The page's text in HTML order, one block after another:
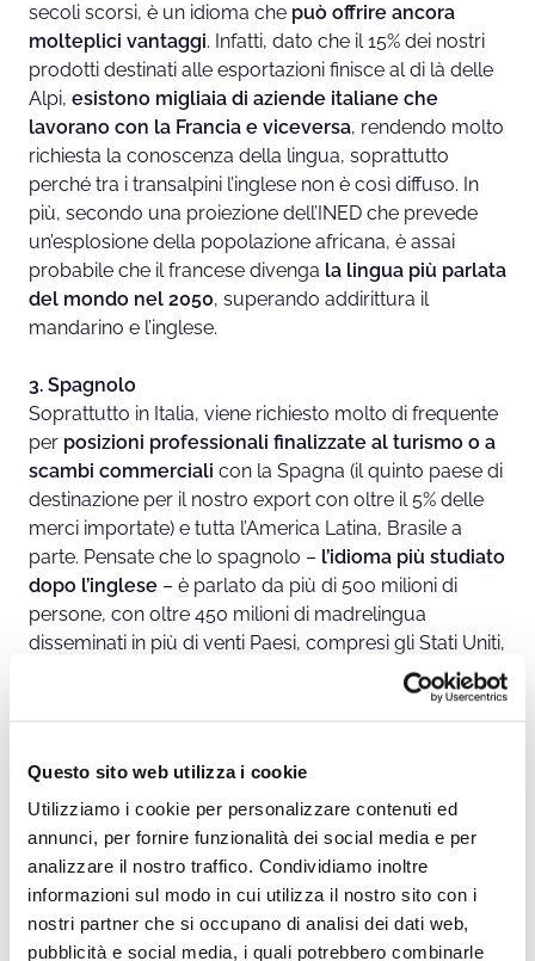
Questo sito web utilizza i cookie
Utilizziamo i cookie per personalizzare contenuti ed
annunci, per fornire funzionalità dei social media e per
analizzare il nostro traffico. Condividiamo inoltre
informazioni sul modo in cui utilizza il nostro sito con i
nostri partner che si occupano di analisi dei dati web,
pubblicità e social media, i quali potrebbero combinarle
secoli scorsi, è un idioma che può offrire ancora
molteplici vantaggi. Infatti, dato che il 15% dei nostri
prodotti destinati alle esportazioni finisce al di là delle
Alpi, esistono migliaia di aziende italiane che
lavorano con la Francia e viceversa, rendendo molto
richiesta la conoscenza della lingua, soprattutto
perché tra i transalpini l’inglese non è così diffuso. In
più, secondo una proiezione dell’INED che prevede
un’esplosione della popolazione africana, è assai
probabile che il francese divenga la lingua più parlata
del mondo nel 2050, superando addirittura il
mandarino e l’inglese.
3. Spagnolo
Soprattutto in Italia, viene richiesto molto di frequente
per posizioni professionali finalizzate al turismo o a
scambi commerciali con la Spagna (il quinto paese di
destinazione per il nostro export con oltre il 5% delle
merci importate) e tutta l’America Latina, Brasile a
parte. Pensate che lo spagnolo – l’idioma più studiato
dopo l’inglese – è parlato da più di 500 milioni di
persone, con oltre 450 milioni di madrelingua
disseminati in più di venti Paesi, compresi gli Stati Uniti,
e quattro continenti. Ecco perché adottarla come
un’ottima
sceltaper il propriofuturo.
4. Arabo
Negli ultimi anni,gli eventi geopolitici hanno reso
fondamentale il dialogo con il mondo
mediorientaleche da sempre possiede una delle
risorse vitali per le economie occidentali: il petrolio.
Studiare per diventare traduttore può essere